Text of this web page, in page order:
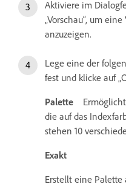
Aktiviere im
„Vorschau“, um
anzuzeigen.
Lege eine der
fest und klicke auf
Palette
die auf das
stehen 10
Exakt
Erstellt eine Palette